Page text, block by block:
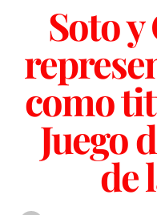
Soto
como
Juego
de